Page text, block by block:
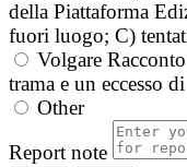
della Piattaforma
fuori luogo; C)
Volgare
trama e un eccesso
Other
Report note